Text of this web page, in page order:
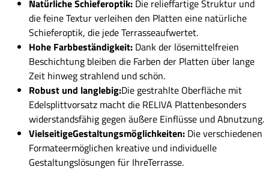
Natürliche Schieferoptik: Die relieffartige Struktur und
die feine Textur verleihen den Platten eine natürliche
Schieferoptik, die jede Terrasseaufwertet.
Hohe Farbbeständigkeit: Dank der lösemittelfreien
Beschichtung bleiben die Farben der Platten über lange
Zeit hinweg strahlend und schön.
Robust und langlebig:Die gestrahlte Oberfläche mit
Edelsplittvorsatz macht die RELIVA Plattenbesonders
widerstandsfähig gegen äußere Einflüsse und Abnutzung.
VielseitigeGestaltungsmöglichkeiten: Die verschiedenen
Formateermöglichen kreative und individuelle
Gestaltungslösungen für IhreTerrasse.